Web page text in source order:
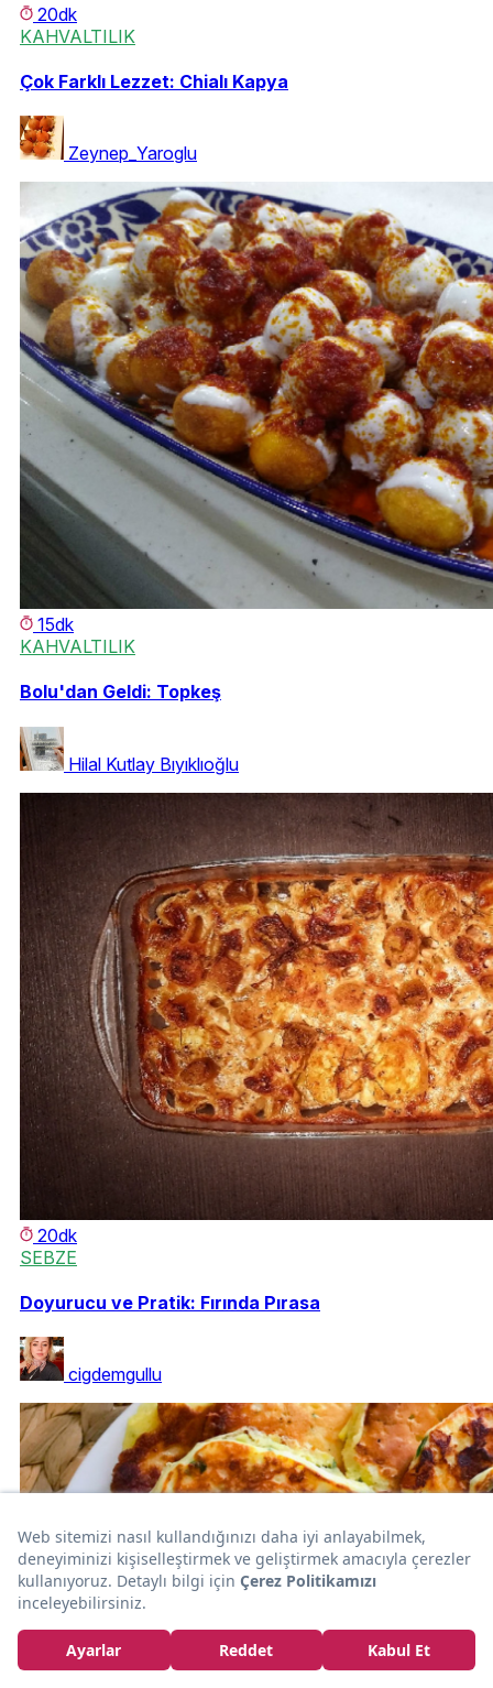
20dk
KAHVALTILIK
Çok Farklı Lezzet: Chialı Kapya
Zeynep_Yaroglu
15dk
KAHVALTILIK
Bolu'dan Geldi: Topkeş
Hilal Kutlay Bıyıklıoğlu
20dk
SEBZE
Doyurucu ve Pratik: Fırında Pırasa
cigdemgullu